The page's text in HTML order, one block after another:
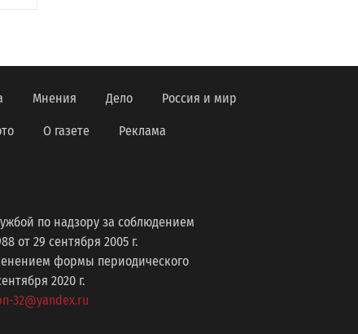
Мнения Дело Россия и мир
О газете Реклама
по надзору за соблюдением
от 29 сентября 2005 г.
формы периодического
2020 г.
32@yandex.ru